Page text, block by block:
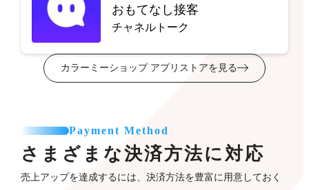
おもてなし接客
チャネルトーク
カラーミーショップ アプリストアを見る
Payment Method
さまざまな決済方法に対応
売上アップを達成するには、決済方法を豊富に用意しておく